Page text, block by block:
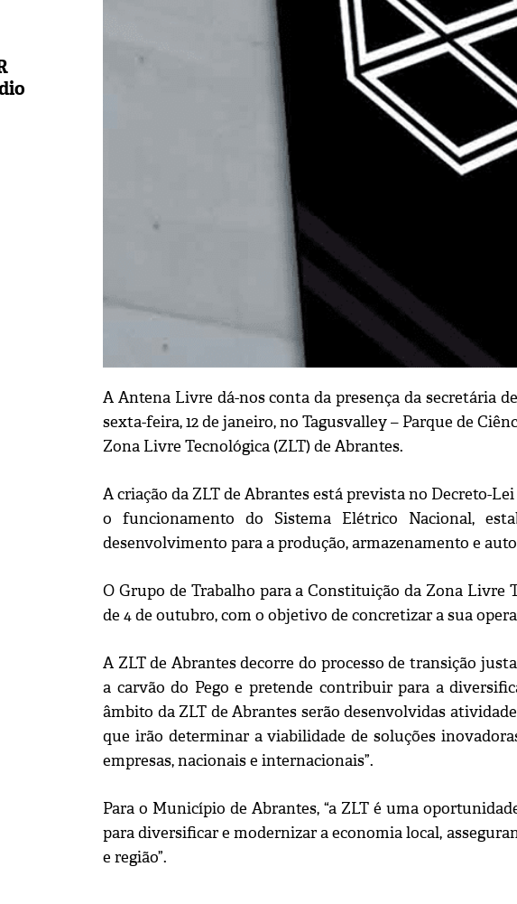
A Antena Livre dá-nos conta da presença da secretária
sexta-feira, 12 de janeiro, no Tagusvalley – Parque de
Zona Livre Tecnológica (ZLT) de Abrantes.
A criação da ZLT de Abrantes está prevista no Decreto-Lei
o funcionamento do Sistema Elétrico Nacional,
desenvolvimento para a produção, armazenamento e
O Grupo de Trabalho para a Constituição da Zona Livre
de 4 de outubro, com o objetivo de concretizar a sua
A ZLT de Abrantes decorre do processo de transição
a carvão do Pego e pretende contribuir para a
âmbito da ZLT de Abrantes serão desenvolvidas
que irão determinar a viabilidade de soluções
empresas, nacionais e internacionais”.
Para o Município de Abrantes, “a ZLT é uma
para diversificar e modernizar a economia local,
e região”.